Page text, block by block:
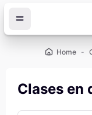
Home
Clases en